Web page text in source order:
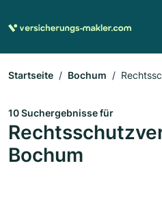
Startseite Bochum
10 Suchergebnisse für
Bochum